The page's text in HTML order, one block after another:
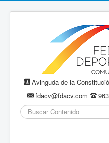
Avinguda de la
fdacv@fdacv.com
Buscar...